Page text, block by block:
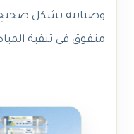
وصيانته بشكل صحيح
متفوق في تنقية